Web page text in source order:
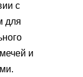
с
для
и